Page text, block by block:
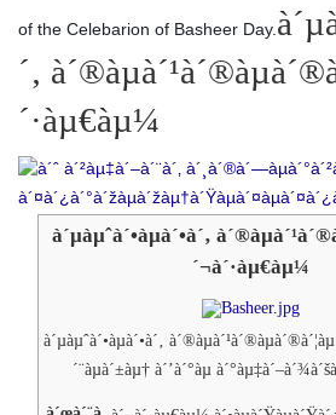
of the Celebarion of Basheer Day.
´‚
´·àµ€àµ¼
à´µàµˆà´•àµà´•à´‚
´¬à´·àµ€àµ¼
à´µàµˆà´•àµà´•à´‚ à´®àµà´¹à´®àµà´®à´¦àµ
´¨àµà´±àµ† à´’à´°àµ